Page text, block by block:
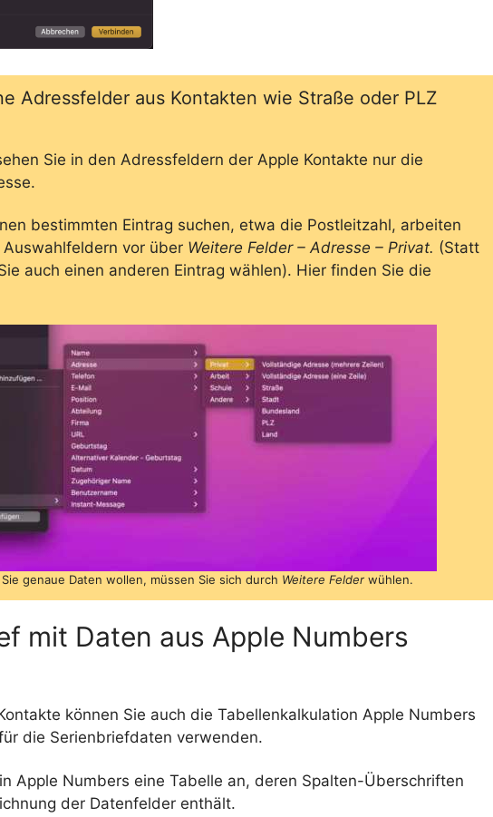
Adressfelder aus Kontakten wie Straße oder PLZ
Sie in den Adressfeldern der Apple Kontakte nur die
bestimmten Eintrag suchen, etwa die Postleitzahl, arbeiten
Auswahlfeldern vor über Weitere Felder – Adresse – Privat. (Statt
auch einen anderen Eintrag wählen). Hier finden Sie die
Sie genaue Daten wollen, müssen Sie sich durch Weitere Felderwühlen.
mit Daten aus Apple Numbers
können Sie auch die Tabellenkalkulation Apple Numbers
die Serienbriefdaten verwenden.
Apple Numbers eine Tabelle an, deren Spalten-Überschriften
der Datenfelder enthält.